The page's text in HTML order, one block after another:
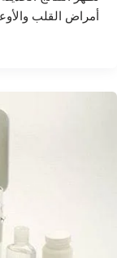
أمراض القلب